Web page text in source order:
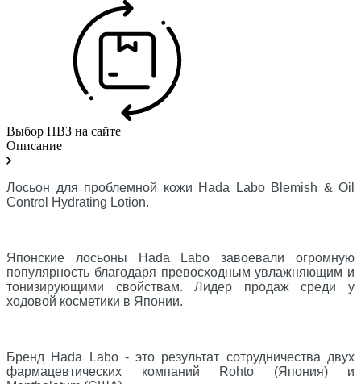
Выбор ПВЗ на сайте
Описание
Лосьон для проблемной кожи Hada Labo Blemish & Oil
Control Hydrating Lotion.
Японские лосьоны Hada Labo завоевали огромную
популярность благодаря превосходным увлажняющим и
тонизирующими свойствам. Лидер продаж среди у
ходовой косметики в Японии.
Бренд Hada Labo - это результат сотрудничества двух
фармацевтических компаний Rohto (Япония) и